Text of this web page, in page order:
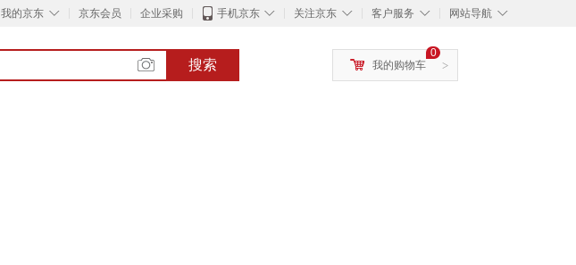
◇
我的京东 京东会员 企业采购 ◇
手机京东 ◇
关注京东 ◇
客户服务 ◇
网站导航
搜索 >
0
我的购物车